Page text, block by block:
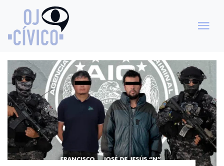
Archivo de etiquetas:
explosiones